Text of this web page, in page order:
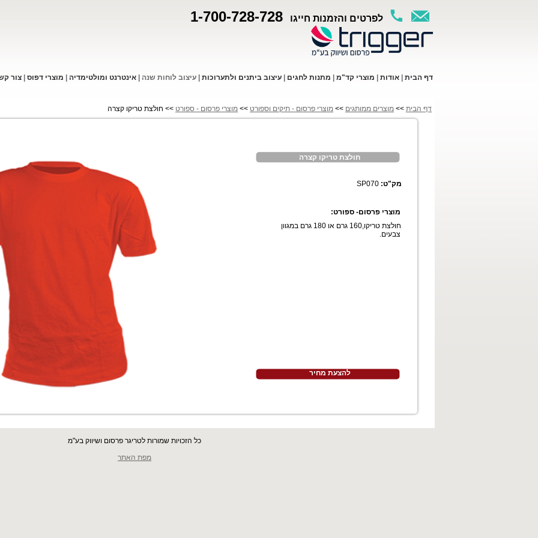
לפרטים והזמנות חייגו 1-700-728-728
דף הבית אודות מוצרי קד"מ מתנות לחגים עיצוב ביתנים ולתערוכות עיצוב לוחות שנה אינטרנט ומולטימדיה מוצרי דפוס צור
דף הבית >> מוצרים ממותגים >> מוצרי פרסום - תיקים וספורט >> מוצרי פרסום - ספורט >> חולצת טריקו קצרה
חולצת טריקו קצרה
מק"ט: SP070
מוצרי פרסום- ספורט:
חולצת טריקו,160 גרם או 180 גרם במגוון
צבעים.
להצעת מחיר
כל הזכויות שמורות לטריגר פרסום ושיווק בע"מ
מפת האתר